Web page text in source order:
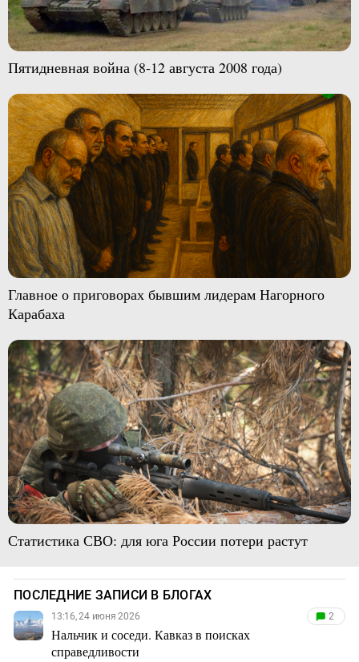
Пятидневная война (8-12 августа 2008 года)
Главное о приговорах бывшим лидерам Нагорного
Карабаха
Статистика СВО: для юга России потери растут
ПОСЛЕДНИЕ ЗАПИСИ В БЛОГАХ
13:16, 24 июня 2026
Нальчик и соседи. Кавказ в поисках
справедливости
2